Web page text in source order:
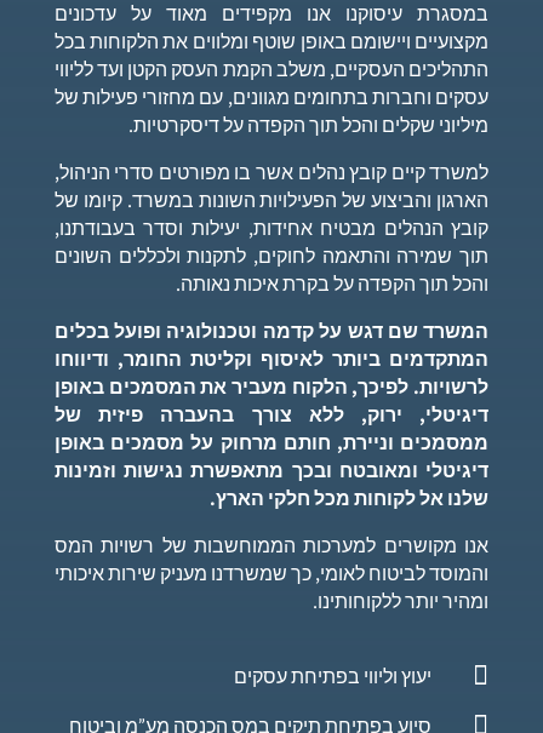
במסגרת עיסוקנו אנו מקפידים מאוד על עדכונים
מקצועיים ויישומם באופן שוטף ומלווים את הלקוחות בכל
התהליכים העסקיים, משלב הקמת העסק הקטן ועד לליווי
עסקים וחברות בתחומים מגוונים, עם מחזורי פעילות של
מיליוני שקלים והכל תוך הקפדה על דיסקרטיות.
למשרד קיים קובץ נהלים אשר בו מפורטים סדרי הניהול,
הארגון והביצוע של הפעילויות השונות במשרד. קיומו של
קובץ הנהלים מבטיח אחידות, יעילות וסדר בעבודתנו,
תוך שמירה והתאמה לחוקים, לתקנות ולכללים השונים
והכל תוך הקפדה על בקרת איכות נאותה.
המשרד שם דגש על קדמה וטכנולוגיה ופועל בכלים
המתקדמים ביותר לאיסוף וקליטת החומר, ודיווחו
לרשויות. לפיכך, הלקוח מעביר את המסמכים באופן
דיגיטלי, ירוק, ללא צורך בהעברה פיזית של
ממסמכים וניירת, חותם מרחוק על מסמכים באופן
דיגיטלי ומאובטח ובכך מתאפשרת נגישות וזמינות
שלנו אל לקוחות מכל חלקי הארץ.
אנו מקושרים למערכות הממוחשבות של רשויות המס
והמוסד לביטוח לאומי, כך שמשרדנו מעניק שירות איכותי
ומהיר יותר ללקוחותינו.
 יעוץ וליווי בפתיחת עסקים

סיוע בפתיחת תיקים במס הכנסה מע”מ וביטוח